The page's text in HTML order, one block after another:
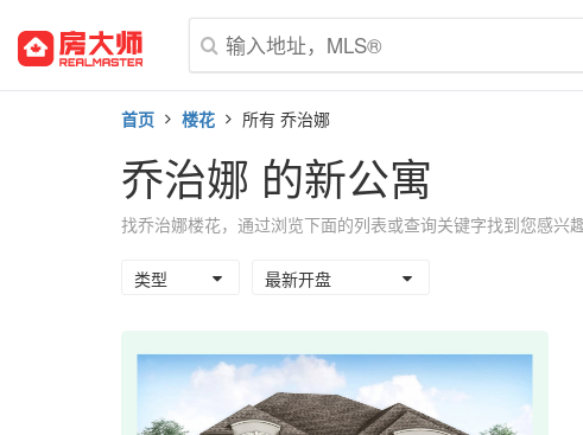
首页 楼花 所有 乔治娜
乔治娜 的新公寓
找乔治娜楼花，通过浏览下面的列表或查询关键字找到您感兴
类型 最新开盘